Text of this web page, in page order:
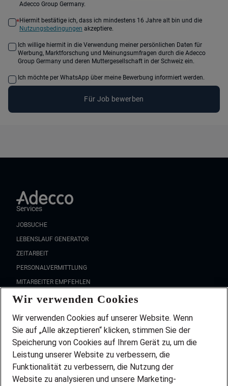
Adecco Group Germany.
*
Hiermit bestätige ich, dass ich mindestens 16 Jahre alt bin und die
Nutzungsbedingungen akzeptiere.
Werbung, Marktforschung und Meinungsumfragen durch die Adecco
Group Germany und deren Muttergesellschaft in der Schweiz ein.
Ich möchte per WhatsApp über meine Bewerbung informiert werden.
Für Job bewerben
Services
JOBSUCHE
LEBENSLAUF GENERATOR
ZEITARBEIT
PERSONALVERMITTLUNG
MITARBEITER EMPFEHLEN
FAQ
Wir stellen ein!
DEINE BERUFSGRUPPE
DEINE LEBENSSITUATION
PARTNERSHIP WITH AIRBUS
INITIATIV BEWERBEN
Wir verwenden Cookies
Wir verwenden Cookies auf unserer Website. Wenn
Sie auf „Alle akzeptieren“ klicken, stimmen Sie der
Speicherung von Cookies auf Ihrem Gerät zu, um die
Leistung unserer Website zu verbessern, die
Funktionalität zu verbessern, die Nutzung der
Website zu analysieren und unsere Marketing-